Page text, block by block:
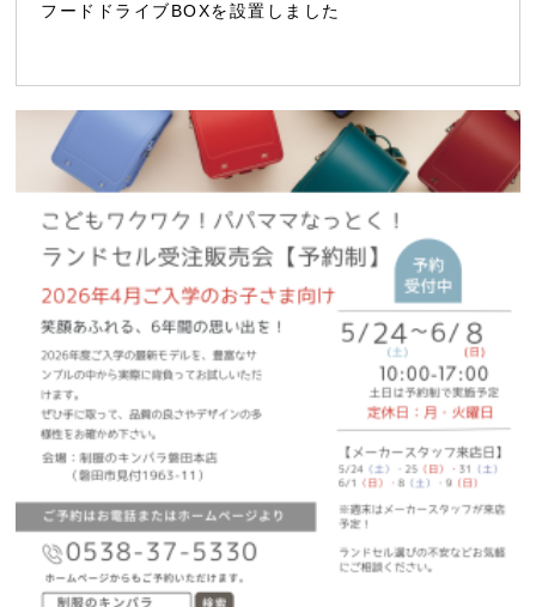
フードドライブBOXを設置しました